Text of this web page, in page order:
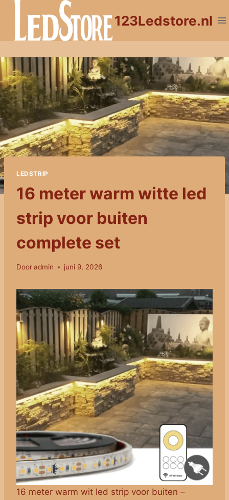
Doorgaan
inhoud
123Ledstore.nl
LEDSTRIP
16 meter warm witte led
strip voor buiten
complete set
Dooradmin juni 9, 2026
16 meter warm wit led strip voor buiten –